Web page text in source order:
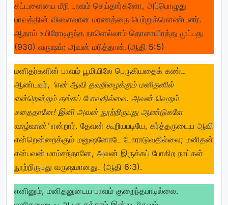
கட்டளையை மீறி பாவம் செய்தார்களோ, அப்பொழுது
பாவத்தின் விளைவான மரணத்தை பெற்றுக்கொண்டனர்.
ஆதாம் உயிரோடிருந்த நாளெல்லாம் தொளாயிரத்து முப்பது
(930) வருஷம்; அவன் மரித்தான்.(ஆதி 5:5)
மனிதர்களின் பாவம் பூமியிலே பெருகியதைக் கண்ட
ஆண்டவர், ‘என் ஆவி தவறிழைக்கும் மனிதனில்
என்றென்றும் தங்கப் போவதில்லை. அவன் வெறும்
சதைதானே! இனி அவன் நூற்றிருபது ஆண்டுகளே
வாழ்வான்’என்றார். தேவன் கூறியபடியே, கர்த்தருடைய ஆவி
என்றென்றைக்கும் மனுஷனோடே போராடுவதில்லை; மனிதன்
என்பவன் மாம்சந்தானே, அவன் இருக்கப் போகிற நாட்கள்
நூற்றிருபது வருஷமானது. (ஆதி 6:3).
எனினும், மனிதனுடைய பாவம் குறைந்தபாடில்லை.